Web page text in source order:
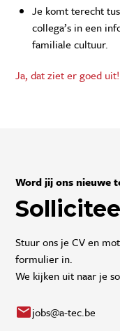
Je komt terecht
collega’s in een
familiale cultuur.
Ja, dat ziet er goed uit!
Word jij ons nieuwe
Stuur ons je CV en
formulier in.
We kijken uit naar je
jobs@a-tec.be